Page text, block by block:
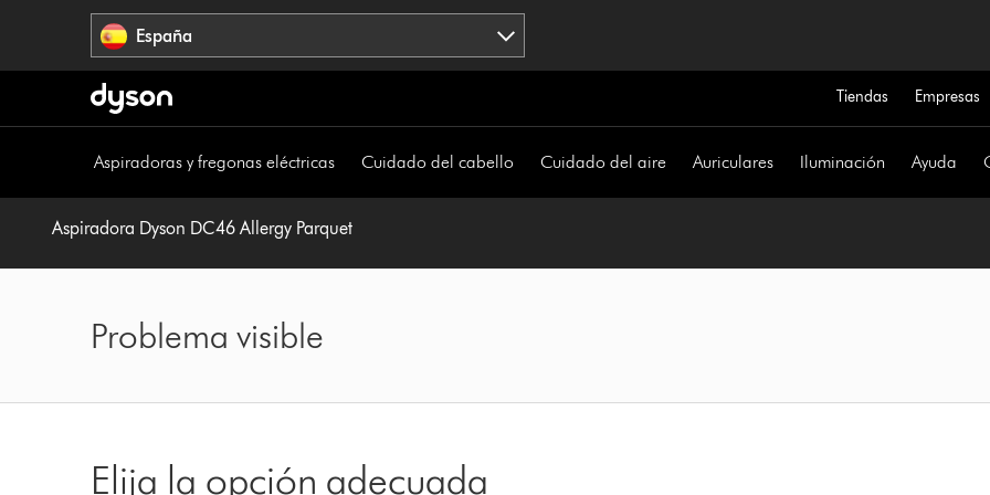
España
Tiendas Empresas
Aspiradoras y fregonas eléctricas Cuidado del cabello Cuidado del aire Auriculares Iluminación Ayuda
Aspiradora Dyson DC46 Allergy Parquet
Problema visible
Elija la opción adecuada